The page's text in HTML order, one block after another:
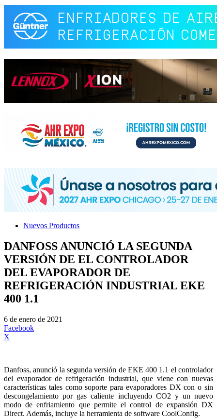
Nuevos Productos
DANFOSS ANUNCIÓ LA SEGUNDA
VERSIÓN DE EL CONTROLADOR
DEL EVAPORADOR DE
REFRIGERACIÓN INDUSTRIAL EKE
400 1.1
6 de enero de 2021
Facebook
X
Danfoss, anunció la segunda versión de EKE 400 1.1 el controlador
del evaporador de refrigeración industrial, que viene con nuevas
características tales como soporte para evaporadores DX con o sin
descongelamiento por gas caliente incluyendo CO2 y un nuevo
modo de enfriamiento que permite el control de expansión DX
Direct. Además, incluye la herramienta de software CoolConfig.